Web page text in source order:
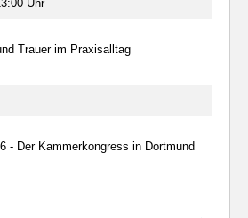
Uhr
Trauer im Praxisalltag
- Der Kammerkongress in Dortmund